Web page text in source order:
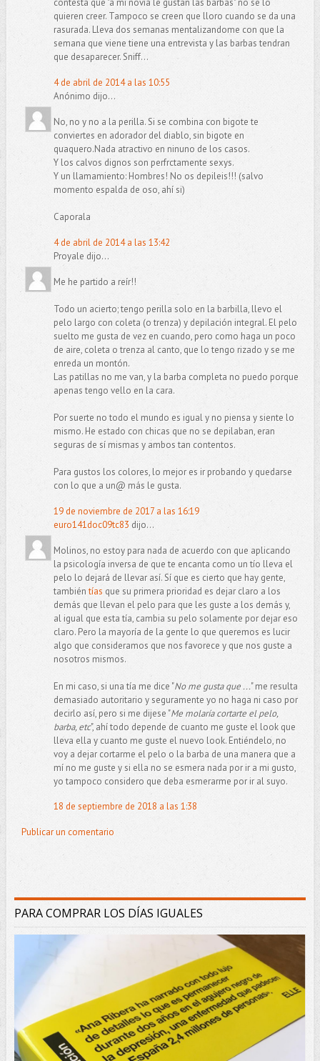
contesta que "a mi novia le gustan las barbas" no se lo
quieren creer. Tampoco se creen que lloro cuando se da una
rasurada. Lleva dos semanas mentalizandome con que la
semana que viene tiene una entrevista y las barbas tendran
que desaparecer. Sniff...
4 de abril de 2014 a las 10:55
Anónimo dijo...
No, no y no a la perilla. Si se combina con bigote te
conviertes en adorador del diablo, sin bigote en
quaquero.Nada atractivo en ninuno de los casos.
Y los calvos dignos son perfrctamente sexys.
Y un llamamiento: Hombres! No os depileis!!! (salvo
momento espalda de oso, ahí si)
Caporala
4 de abril de 2014 a las 13:42
Proyale dijo...
Me he partido a reír!!
Todo un acierto; tengo perilla solo en la barbilla, llevo el
pelo largo con coleta (o trenza) y depilación integral. El pelo
suelto me gusta de vez en cuando, pero como haga un poco
de aire, coleta o trenza al canto, que lo tengo rizado y se me
enreda un montón.
Las patillas no me van, y la barba completa no puedo porque
apenas tengo vello en la cara.
Por suerte no todo el mundo es igual y no piensa y siente lo
mismo. He estado con chicas que no se depilaban, eran
seguras de sí mismas y ambos tan contentos.
Para gustos los colores, lo mejor es ir probando y quedarse
con lo que a un@ más le gusta.
19 de noviembre de 2017 a las 16:19
euro141doc09tc83 dijo...
Molinos, no estoy para nada de acuerdo con que aplicando
la psicología inversa de que te encanta como un tío lleva el
pelo lo dejará de llevar así. Sí que es cierto que hay gente,
tambiéntías que su primera prioridad es dejar claro a los
demás que llevan el pelo para que les guste a los demás y,
al igual que esta tía, cambia su pelo solamente por dejar eso
claro. Pero la mayoría de la gente lo que queremos es lucir
algo que consideramos que nos favorece y que nos guste a
nosotros mismos.
En mi caso, si una tía me dice "No me gusta que ..." me resulta
demasiado autoritario y seguramente yo no haga ni caso por
decirlo así, pero si me dijese "Me molaría cortarte el pelo,
barba, etc", ahí todo depende de cuanto me guste el look que
lleva ella y cuanto me guste el nuevo look. Entiéndelo, no
voy a dejar cortarme el pelo o la barba de una manera que a
mí no me guste y si ella no se esmera nada por ir a mi gusto,
yo tampoco considero que deba esmerarme por ir al suyo.
18 de septiembre de 2018 a las 1:38
Publicar un comentario
PARA COMPRAR LOS DÍAS IGUALES